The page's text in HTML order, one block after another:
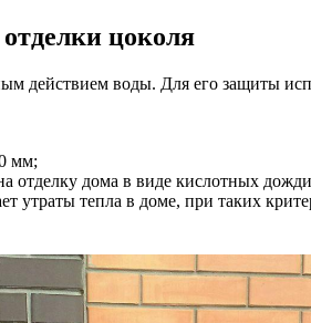
цоколя
действием воды. Для его защиты
мм;
отделку дома в виде кислотных
утраты тепла в доме, при таких